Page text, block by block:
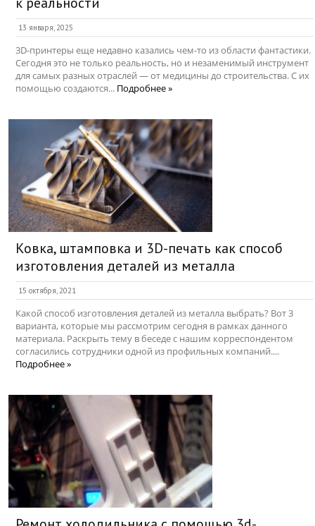
13 января, 2025
3D-принтеры еще недавно казались чем-то из области фантастики.
Сегодня это не только реальность, но и незаменимый инструмент
для самых разных отраслей — от медицины до строительства. С их
помощью создаются... Подробнее »
Ковка, штамповка и 3D-печать как способ
изготовления деталей из металла
15 октября, 2021
Какой способ изготовления деталей из металла выбрать? Вот 3
варианта, которые мы рассмотрим сегодня в рамках данного
материала. Раскрыть тему в беседе с нашим корреспондентом
согласились сотрудники одной из профильных компаний....
Подробнее »